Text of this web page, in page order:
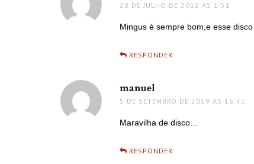
28 DE JULHO DE 2012 ÀS 1:51
Mingus é sempre bom,e esse
RESPONDER
manuel
5 DE SETEMBRO DE 2019 ÀS 16:41
Maravilha de disco…
RESPONDER